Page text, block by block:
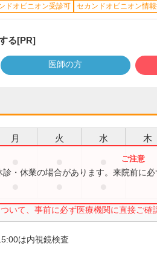
ドオピニオン受診可
セカンドオピニオン情
る[PR]
医師の方
月 火 水 木
いて、事前に必ず医療機関に直接ご確
・休業の場合があります。来院前に必
は内視鏡検査